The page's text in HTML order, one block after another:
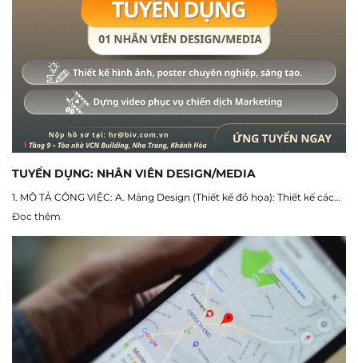
TUYỂN DỤNG: NHÂN VIÊN DESIGN/MEDIA
1. MÔ TẢ CÔNG VIỆC: A. Mảng Design (Thiết kế đồ họa): Thiết kế các…
Đọc thêm